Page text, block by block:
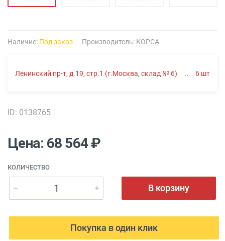
Наличие: Под заказ Производитель: КОРСА
Ленинский пр-т, д.19, стр.1 (г.Москва, склад № 6) 6 шт
ID: 0138765
Цена: 68 564 ₽
КОЛИЧЕСТВО
В корзину
Покупка в один клик